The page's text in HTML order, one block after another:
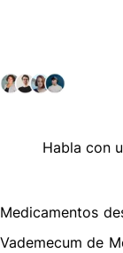
Habla con
Medicamentos
Vademecum de